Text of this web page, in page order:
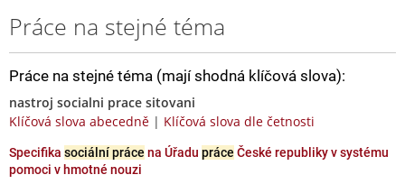
Práce na stejné téma
Práce na stejné téma (mají shodná klíčová slova):
nastroj socialni prace sitovani
Klíčová slova abecedně | Klíčová slova dle četnosti
Specifika sociální práce na Úřadu práce České republiky v systému
pomoci v hmotné nouzi